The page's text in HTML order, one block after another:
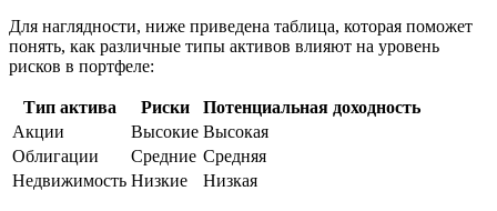
Для наглядности, ниже приведена таблица, которая поможет
понять, как различные типы активов влияют на уровень
рисков в портфеле:
Тип актива Риски
Потенциальная доходность
Акции
Высокие Высокая
Облигации
Средние Средняя
Недвижимость Низкие Низкая